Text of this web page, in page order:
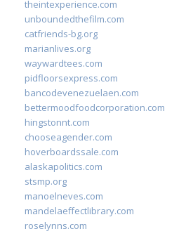
theintexperience.com
unboundedthefilm.com
catfriends-bg.org
marianlives.org
waywardtees.com
pidfloorsexpress.com
bancodevenezuelaen.com
bettermoodfoodcorporation.com
hingstonnt.com
chooseagender.com
hoverboardssale.com
alaskapolitics.com
stsmp.org
manoelneves.com
mandelaeffectlibrary.com
roselynns.com